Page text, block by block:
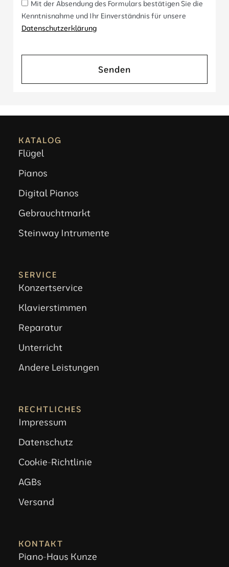
Mit der Absendung des Formulars bestätigen Sie die
Kenntnisnahme und Ihr Einverständnis für unsere
Datenschutzerklärung
Senden
KATALOG
Flügel
Pianos
Digital Pianos
Gebrauchtmarkt
Steinway Intrumente
SERVICE
Konzertservice
Klavierstimmen
Reparatur
Unterricht
Andere Leistungen
RECHTLICHES
Impressum
Datenschutz
Cookie-Richtlinie
AGBs
Versand
KONTAKT
Piano-Haus Kunze